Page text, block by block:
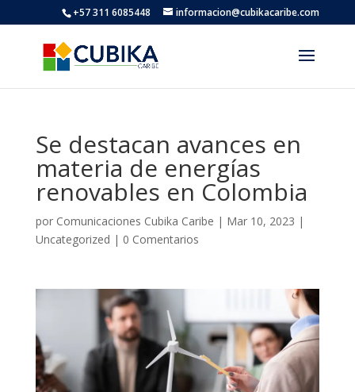
+57 311 6085448 informacion@cubikacaribe.com
Se destacan avances en
materia de energías
renovables en Colombia
por Comunicaciones Cubika Caribe | Mar 10, 2023 |
Uncategorized | 0 Comentarios